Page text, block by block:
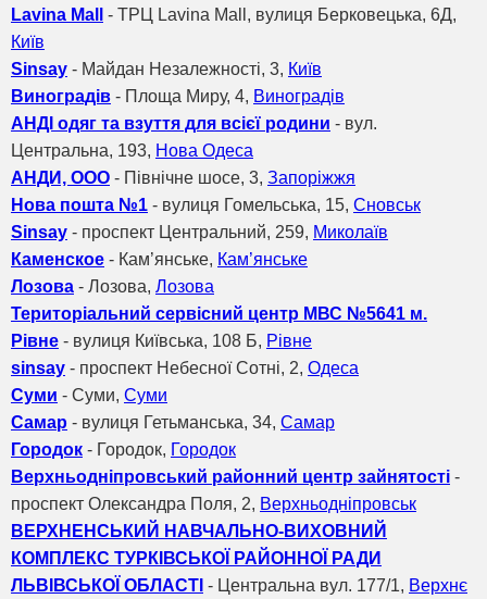
Lavina Mall
- ТРЦ Lavina Mall, вулиця Берковецька, 6Д,
Київ
Sinsay - Майдан Незалежності, 3, Київ
Виноградів - Площа Миру, 4, Виноградів
АНДІ одяг та взуття для всієї родини - вул.
Центральна, 193, Нова Одеса
АНДИ, ООО - Північне шосе, 3, Запоріжжя
Нова пошта №1 - вулиця Гомельська, 15, Сновськ
Sinsay - проспект Центральний, 259, Миколаїв
Каменское - Кам’янське, Кам’янське
Лозова - Лозова, Лозова
Територіальний сервісний центр МВС №5641 м.
Рівне - вулиця Київська, 108 Б, Рівне
sinsay - проспект Небесної Сотні, 2, Одеса
Суми - Суми, Суми
Самар - вулиця Гетьманська, 34, Самар
Городок - Городок, Городок
Верхньодніпровський районний центр зайнятості -
проспект Олександра Поля, 2, Верхньодніпровськ
ВЕРХНЕНСЬКИЙ НАВЧАЛЬНО-ВИХОВНИЙ
КОМПЛЕКС ТУРКІВСЬКОЇ РАЙОННОЇ РАДИ
ЛЬВІВСЬКОЇ ОБЛАСТІ - Центральна вул. 177/1, Верхнє